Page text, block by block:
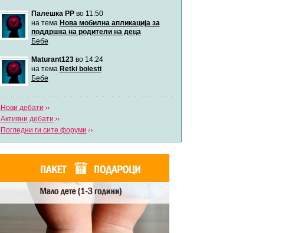
Палешка РРво 11:50
на тема Нова мобилна апликација за
поддршка на родители на деца
Бебе
Maturant123во 14:24
на тема Retki bolesti
Бебе
Нови дебати
Активни дебати
Погледни ги сите форуми